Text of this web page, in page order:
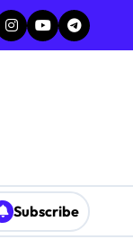
Subscribe